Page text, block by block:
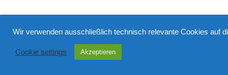
Wir verwenden ausschließlich technisch relevante Cookies auf
Cookie settings Akzeptieren